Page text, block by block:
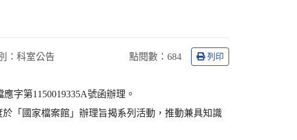
： 科室公告 點閱數： 684 列印
字第1150019335A號函辦理。
「國家檔案館」辦理旨揭系列活動，推動兼具知識